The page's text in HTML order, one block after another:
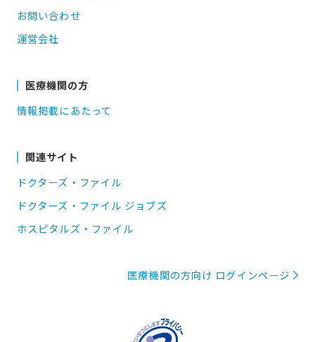
お問い合わせ
運営会社
医療機関の方
情報掲載にあたって
関連サイト
ドクターズ・ファイル
ドクターズ・ファイル ジョブズ
ホスピタルズ・ファイル
医療機関の方向け ログインページ